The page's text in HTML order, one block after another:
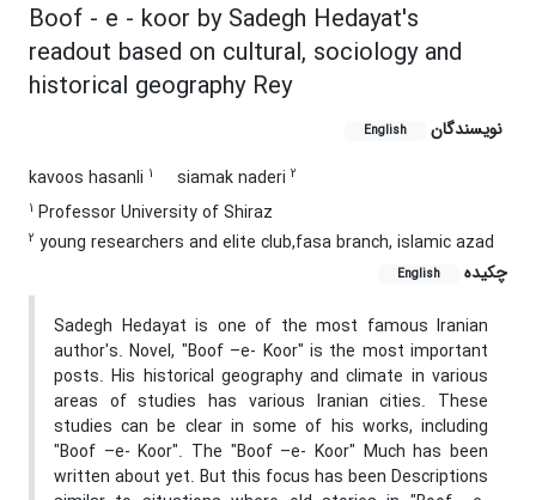
Boof - e - koor by Sadegh Hedayat's
readout based on cultural, sociology and
historical geography Rey
نویسندگان English
kavoos hasanli 1 siamak naderi 2
1 Professor University of Shiraz
2 young researchers and elite club,fasa branch, islamic azad
چکیده
English
Sadegh Hedayat is one of the most famous Iranian
author's. Novel, "Boof –e- Koor" is the most important
posts. His historical geography and climate in various
areas of studies has various Iranian cities. These
studies can be clear in some of his works, including
"Boof –e- Koor". The "Boof –e- Koor" Much has been
written about yet. But this focus has been Descriptions